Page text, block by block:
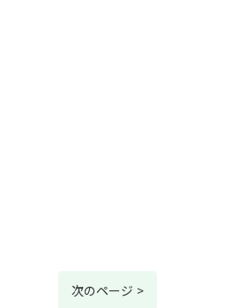
次のページ >